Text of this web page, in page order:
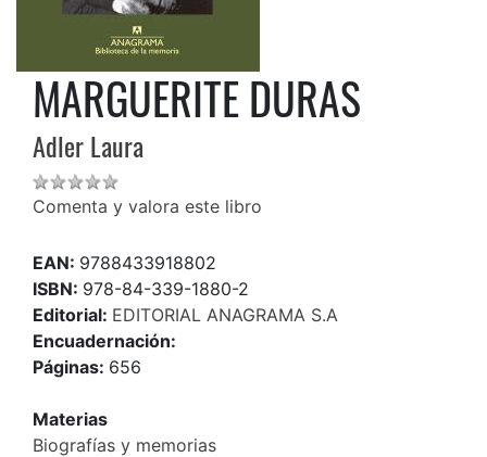
MARGUERITE DURAS
Adler Laura
Comenta y valora este libro
EAN: 9788433918802
ISBN: 978-84-339-1880-2
Editorial: EDITORIAL ANAGRAMA S.A
Encuadernación:
Páginas: 656
Materias
Biografías y memorias